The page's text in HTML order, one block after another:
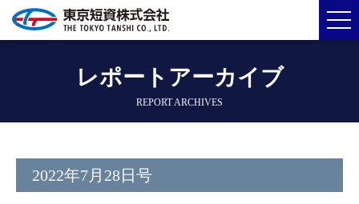
レポートアーカイブ
REPORT ARCHIVES
2022年7月28日号